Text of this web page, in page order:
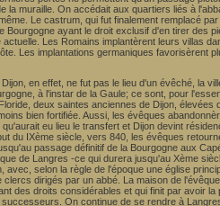
muraille. On accédait aux quartiers liés à
Le castrum, qui fut finalement remplacé
ayant le droit exclusif d'en tirer
Les Romains implantèrent leurs villas
Les implantations germaniques
en effet, ne fut pas le lieu d'un évêché,
à l'instar de la Gaule; ce sont, pour
deux saintes anciennes de Dijon,
bien fortifiée. Aussi, les évêques
eu lieu le transfert et Dijon devint
du IXème siècle, vers 840, les évêques
passage définitif de la Bourgogne aux
de Langres -ce qui durera jusqu'au Xème
selon la règle de l'époque une église
dirigés par un abbé. La maison de
des droits considérables et qui finit par avoir
On continue de se rendre à